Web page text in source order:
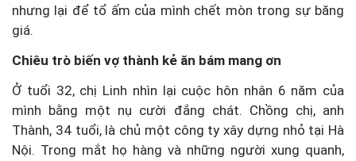
nhưng lại để tổ ấm của mình chết mòn trong sự băng
giá.
Chiêu trò biến vợ thành kẻ ăn bám mang ơn
Ở tuổi 32, chị Linh nhìn lại cuộc hôn nhân 6 năm của
mình bằng một nụ cười đắng chát. Chồng chị, anh
Thành, 34 tuổi, là chủ một công ty xây dựng nhỏ tại Hà
Nội. Trong mắt họ hàng và những người xung quanh,